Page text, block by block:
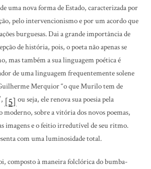
uma nova forma de Estado, caracterizada por
pelo intervencionismo e por um acordo que
burguesas. Dai a grande importância de
de história, pois, o poeta não apenas se
mas também a sua linguagem poética é
de uma linguagem frequentemente solene
Merquior “o que Murilo tem de
[5] ou seja, ele renova sua poesia pela
moderno, sobre a vitória dos novos poemas,
imagens e o feitio irredutível de seu ritmo.
com uma luminosidade total.
à maneira folclórica do bumba-